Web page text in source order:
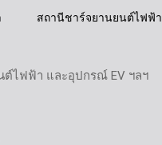
สถานีชาร์จยานยนต์ไฟฟ้า
ต์ไฟฟ้า และอุปกรณ์ EV ฯลฯ